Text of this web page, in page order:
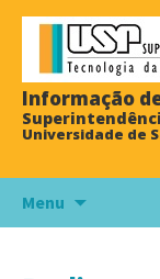
Informação
Universidade de
Menu